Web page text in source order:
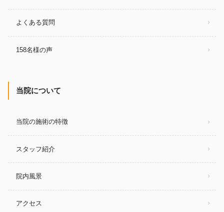
よくある質問
158名様の声
当院について
当院の施術の特徴
スタッフ紹介
院内風景
アクセス